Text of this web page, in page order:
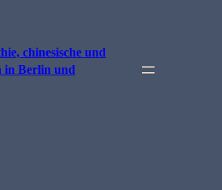
chinesische und
in Berlin und